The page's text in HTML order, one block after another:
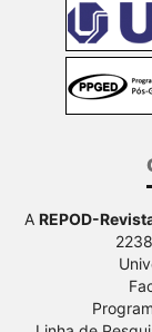
A REPOD-